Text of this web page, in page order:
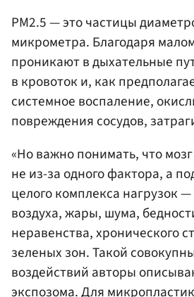
PM2.5 — это частицы
микрометра. Благодаря
проникают в дыхательные
в кровоток и, как
системное воспаление,
повреждения сосудов,
«Но важно понимать, что
не из-за одного фактора, а
целого комплекса нагрузок
воздуха, жары, шума,
неравенства, хронического
зеленых зон. Такой
воздействий авторы
экспозома. Для